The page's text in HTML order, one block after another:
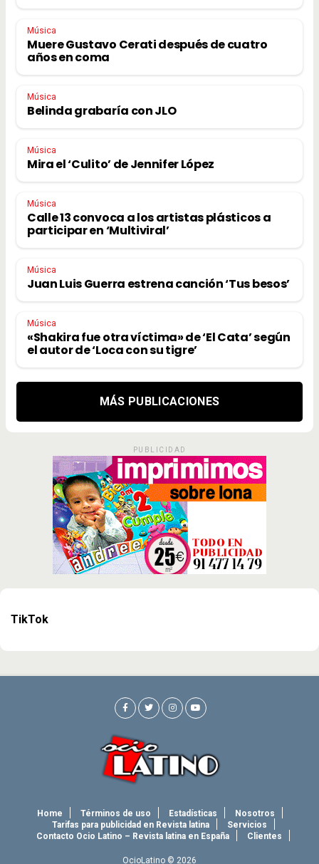
Música
Muere Gustavo Cerati después de cuatro
años en coma
Música
Belinda grabaría con JLO
Música
Mira el ‘Culito’ de Jennifer López
Música
Calle 13 convoca a los artistas plásticos a
participar en ‘Multiviral’
Música
Juan Luis Guerra estrena canción ‘Tus besos’
Música
«Shakira fue otra víctima» de ‘El Cata’ según
el autor de ‘Loca con su tigre’
MÁS PUBLICACIONES
PUBLICIDAD
TikTok
Home Términos de uso Estadísticas
Nosotros
Tarifas para publicidad en Revista latina
Servicios
Contacto Ocio Latino – Revista latina en España
Clientes
OcioLatino © 2026